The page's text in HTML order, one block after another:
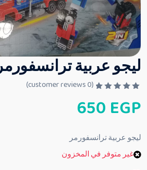
ليجو عربية
م
ا
ي
م
(
0
650 EGP
ليجو عربية ترانسفورمر
غير متوفر في المخزون